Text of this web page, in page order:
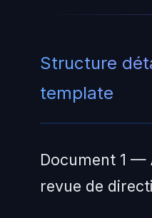
Structure
template
Document 1 —
revue de